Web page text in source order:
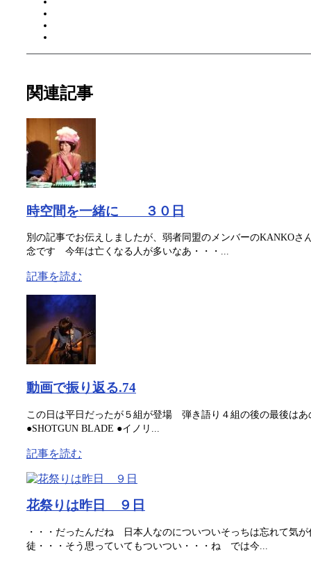
関連記事
時空間を一緒に ３０日
別の記事でお伝えしましたが、弱者同盟のメンバーのKANKO
念です 今年は亡くなる人が多いなあ・・・...
記事を読む
動画で振り返る.74
この日は平日だったが５組が登場 弾き語り４組の後の最後は
●SHOTGUN BLADE ●イノリ...
記事を読む
花祭りは昨日 ９日
・・・だったんだね 日本人なのについついそっちは忘れて気
徒・・・そう思っていてもついつい・・・ね では今...